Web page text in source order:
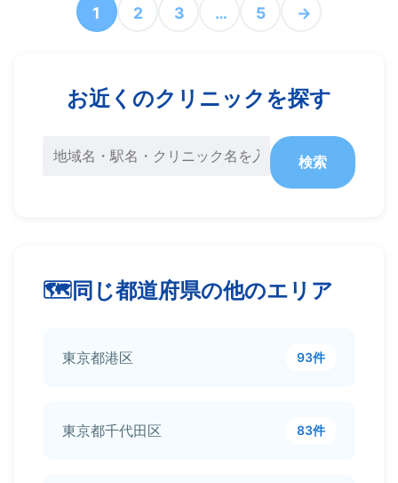
1 2 3 … 5 →
お近くのクリニックを探す
検索
同じ都道府県の他のエリア
東京都港区 93件
東京都千代田区 83件